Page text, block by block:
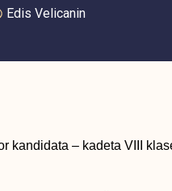
Edis Velicanin
kandidata – kadeta VIII